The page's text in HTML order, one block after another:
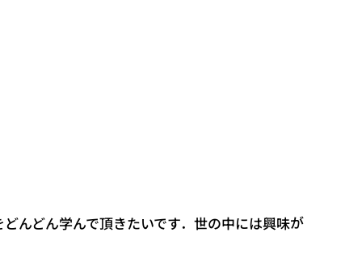
んどん学んで頂きたいです．世の中には興味が